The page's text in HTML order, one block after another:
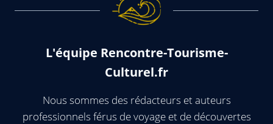
L'équipe Rencontre-Tourisme-
Culturel.fr
Nous sommes des rédacteurs et auteurs
professionnels férus de voyage et de découvertes